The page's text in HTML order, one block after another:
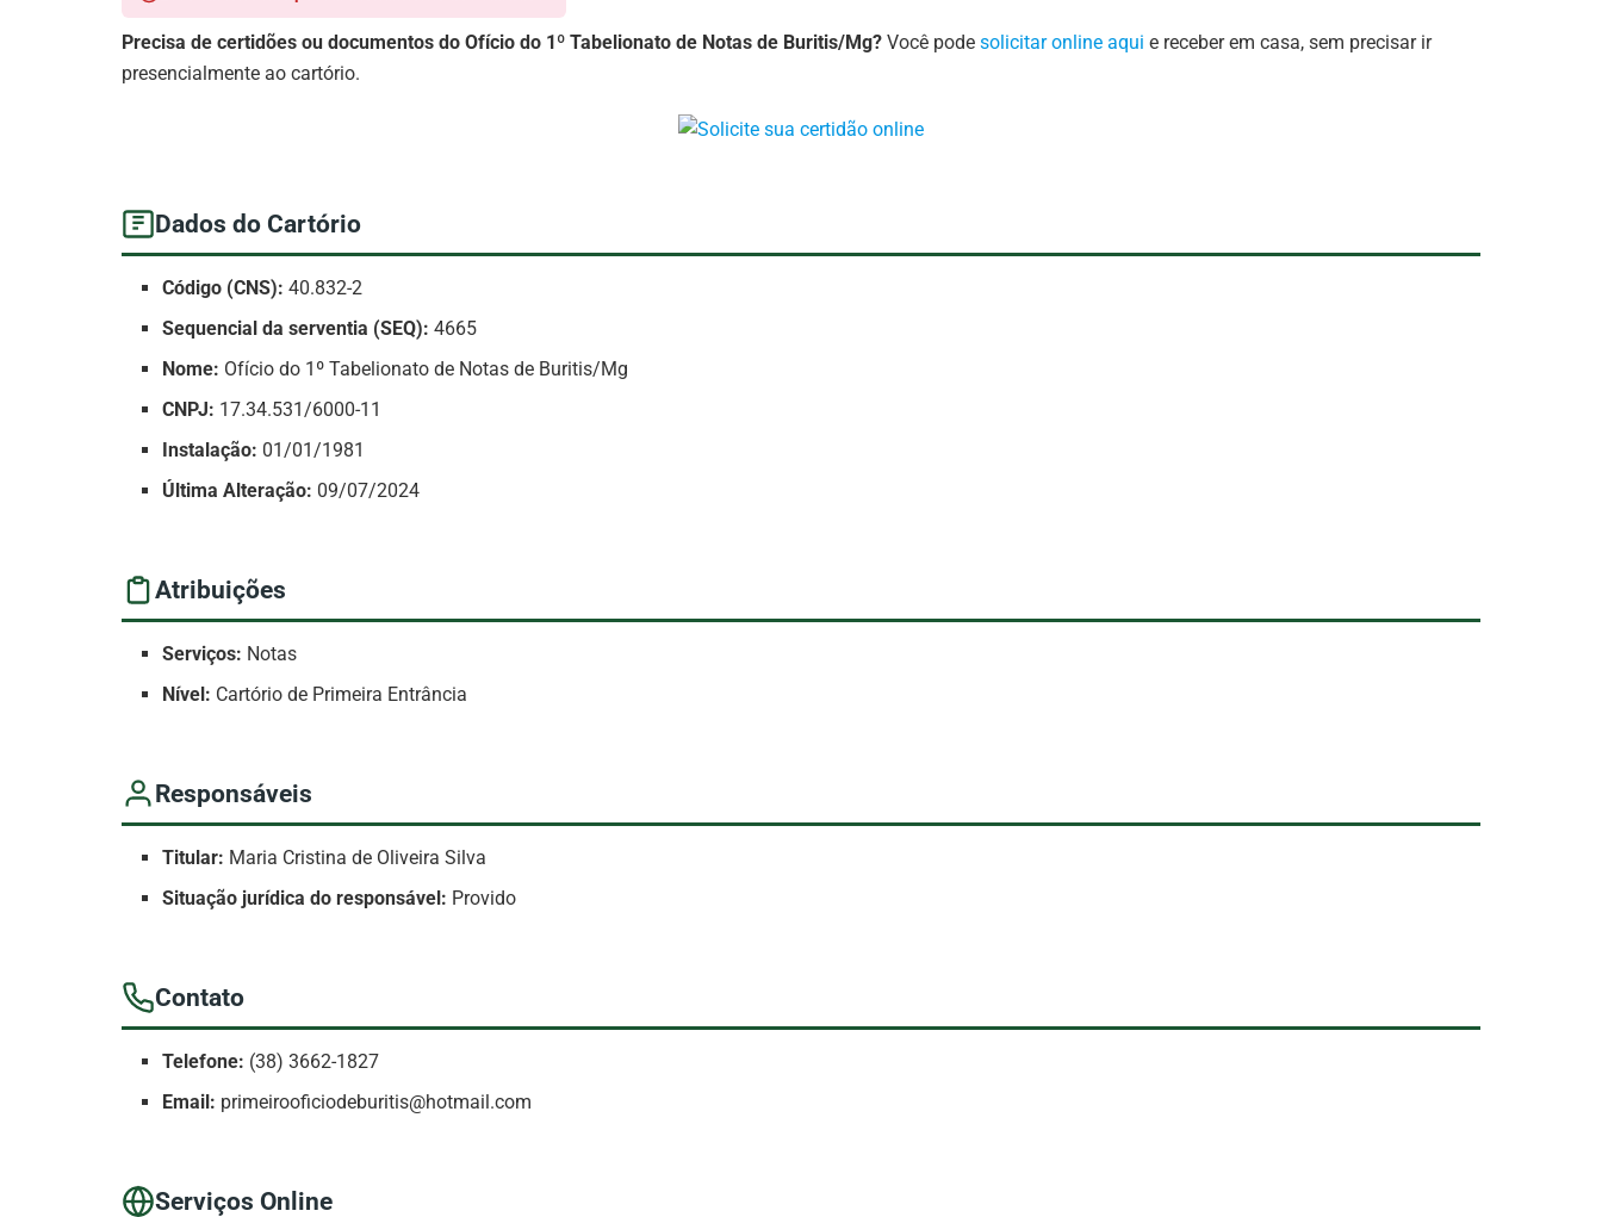
Precisa de certidões ou documentos do Ofício do 1º Tabelionato de Notas de Buritis/Mg? Você pode solicitar online aqui e receber em casa, sem precisar ir
presencialmente ao cartório.
Dados do Cartório
Código (CNS): 40.832-2
Sequencial da serventia (SEQ): 4665
Nome: Ofício do 1º Tabelionato de Notas de Buritis/Mg
CNPJ: 17.34.531/6000-11
Instalação: 01/01/1981
Última Alteração: 09/07/2024
Atribuições
Serviços: Notas
Nível: Cartório de Primeira Entrância
Responsáveis
Titular: Maria Cristina de Oliveira Silva
Situação jurídica do responsável: Provido
Contato
Telefone: (38) 3662-1827
Email: primeirooficiodeburitis@hotmail.com
Serviços Online